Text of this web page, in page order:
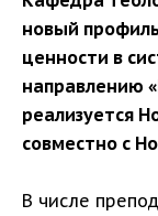
новый
ценности в
направлению
реализуется
совместно с
В числе